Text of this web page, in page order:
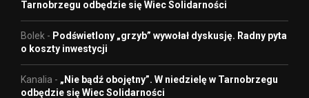
Tarnobrzegu odbędzie się Wiec Solidarności
Bolek - Podświetlony „grzyb” wywołał dyskusję. Radny pyta
o koszty inwestycji
Kanalia - „Nie bądź obojętny”. W niedzielę w Tarnobrzegu
odbędzie się Wiec Solidarności